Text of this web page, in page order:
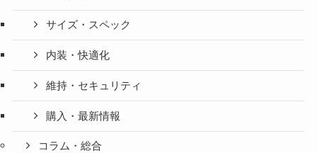
サイズ・スペック
内装・快適化
維持・セキュリティ
購入・最新情報
コラム・総合